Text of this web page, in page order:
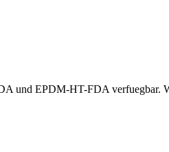
EPDM-HT-FDA verfuegbar.